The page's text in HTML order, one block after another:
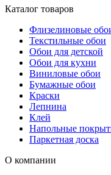
Каталог товаров
Флизелиновые
Текстильные обои
Обои для детской
Обои для кухни
Виниловые обои
Бумажные обои
Краски
Лепнина
Клей
Напольные
Паркетная доска
О компании